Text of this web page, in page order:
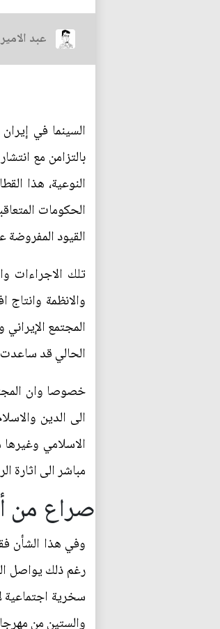
عبد
بالتزامن مع
النوعية، هذا
الحكومات
القيود
تلك الاجراءات
والانظمة
المجتمع
الحالي قد
خصوصا وان
الى الدين
الاسلامي
مباشر الى اثارة
صراع من
وفي هذا الشأن
رغم ذلك يواصل
سخرية اجتماعية
والستين من